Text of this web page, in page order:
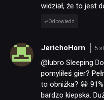
widział, że to jest
Odpowiedz
JerichoHorn 5
@lubro Sleeping
pomyliłeś gier?
to obniżka? 😀
bardzo kiepska.